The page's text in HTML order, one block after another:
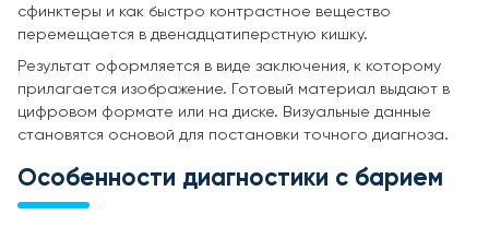
сфинктеры и как быстро контрастное вещество
перемещается в двенадцатиперстную кишку.
Результат оформляется в виде заключения, к которому
прилагается изображение. Готовый материал выдают в
цифровом формате или на диске. Визуальные данные
становятся основой для постановки точного диагноза.
Особенности диагностики с барием